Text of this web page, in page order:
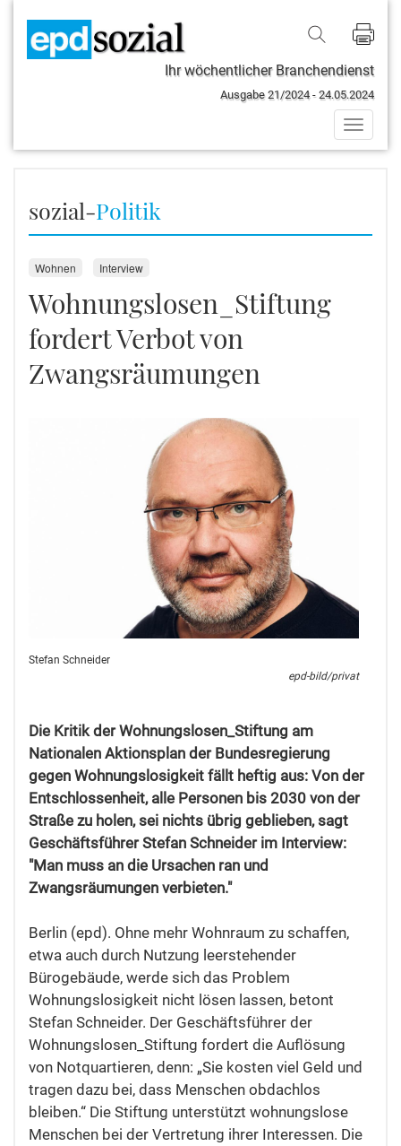
Ihr wöchentlicher Branchendienst
Ausgabe 21/2024 - 24.05.2024
Toggle
sozial-Politik
Wohnen Interview
Wohnungslosen_Stiftung
fordert Verbot von
Zwangsräumungen
Stefan Schneider
epd-bild/privat
Die Kritik der Wohnungslosen_Stiftung am
Nationalen Aktionsplan der Bundesregierung
gegen Wohnungslosigkeit fällt heftig aus: Von der
Entschlossenheit, alle Personen bis 2030 von der
Straße zu holen, sei nichts übrig geblieben, sagt
Geschäftsführer Stefan Schneider im Interview:
"Man muss an die Ursachen ran und
Zwangsräumungen verbieten."
Berlin (epd). Ohne mehr Wohnraum zu schaffen,
etwa auch durch Nutzung leerstehender
Bürogebäude, werde sich das Problem
Wohnungslosigkeit nicht lösen lassen, betont
Stefan Schneider. Der Geschäftsführer der
Wohnungslosen_Stiftung fordert die Auflösung
von Notquartieren, denn: „Sie kosten viel Geld und
tragen dazu bei, dass Menschen obdachlos
bleiben.“ Die Stiftung unterstützt wohnungslose
Menschen bei der Vertretung ihrer Interessen. Die